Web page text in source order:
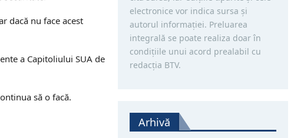
dacă nu face acest
a Capitoliului SUA de
să o facă.
electronice vor indica sursa şi
autorul informaţiei. Preluarea
integrală se poate realiza doar în
condiţiile unui acord prealabil cu
redacţia BTV.
Arhivă